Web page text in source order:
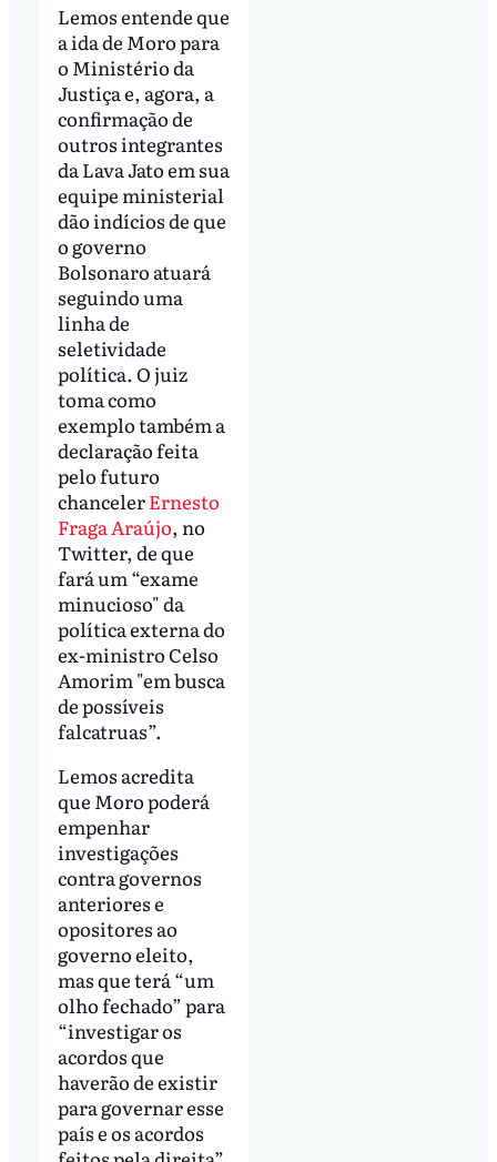
Lemos entende que
a ida de Moro para
o Ministério da
Justiça e, agora, a
confirmação de
outros integrantes
da Lava Jato em sua
equipe ministerial
dão indícios de que
o governo
Bolsonaro atuará
seguindo uma
linha de
seletividade
política. O juiz
toma como
exemplo também a
declaração feita
pelo futuro
chancelerErnesto
Fraga Araújo, no
Twitter, de que
fará um “exame
minucioso" da
política externa do
ex-ministro Celso
Amorim "em busca
de possíveis
falcatruas”.
Lemos acredita
que Moro poderá
empenhar
investigações
contra governos
anteriores e
opositores ao
governo eleito,
mas que terá “um
olho fechado” para
“investigar os
acordos que
haverão de existir
para governar esse
país e os acordos